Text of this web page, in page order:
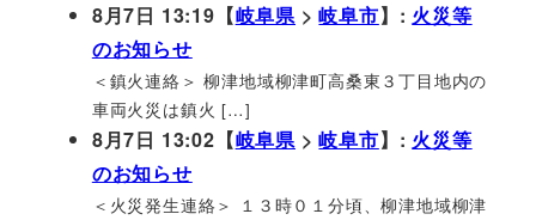
8月7日 13:19【岐阜県 >岐阜市】: 火災等
のお知らせ
＜鎮火連絡＞ 柳津地域柳津町高桑東３丁目地内の
車両火災は鎮火 […]
8月7日 13:02【岐阜県 >岐阜市】: 火災等
のお知らせ
＜火災発生連絡＞ １３時０１分頃、柳津地域柳津